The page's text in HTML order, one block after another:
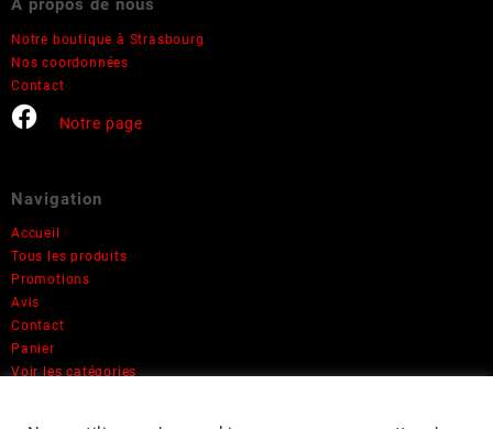
A propos de nous
Notre boutique à Strasbourg
Nos coordonnées
Contact
Notre page
Navigation
Accueil
Tous les produits
Promotions
Avis
Contact
Panier
Voir les catégories